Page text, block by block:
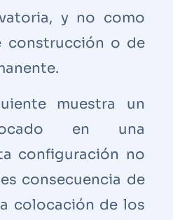
y no como
construcción o de
muestra un
en una
configuración no
consecuencia de
colocación de los